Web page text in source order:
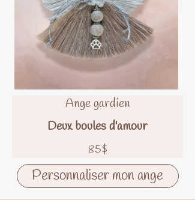
Ange gardien
Deux boules d'amour
85$
Personnaliser mon ange